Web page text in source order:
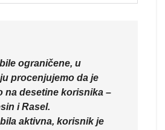
ograničene, u
procenjujemo da je
na desetine korisnika –
i Rasel.
aktivna, korisnik je